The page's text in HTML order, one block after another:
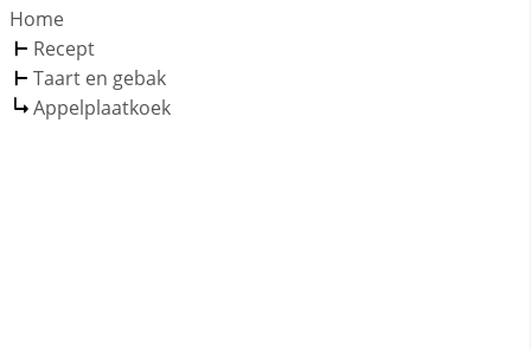
Home
Recept
Taart en gebak
Appelplaatkoek